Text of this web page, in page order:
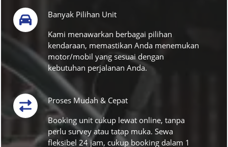
Banyak Pilihan Unit
Kami menawarkan berbagai pilihan
kendaraan, memastikan Anda menemukan
motor/mobil yang sesuai dengan
kebutuhan perjalanan Anda.
Proses Mudah & Cepat
Booking unit cukup lewat online, tanpa
perlu survey atau tatap muka. Sewa
fleksibel 24 jam, cukup booking dalam 1